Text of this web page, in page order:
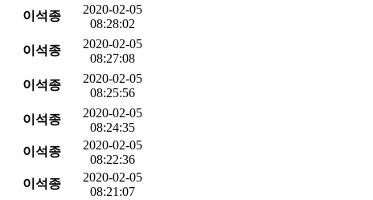
이석종
2020-02-05
08:28:02
이석종
2020-02-05
08:27:08
이석종
2020-02-05
08:25:56
이석종
2020-02-05
08:24:35
이석종
2020-02-05
08:22:36
이석종
2020-02-05
08:21:07